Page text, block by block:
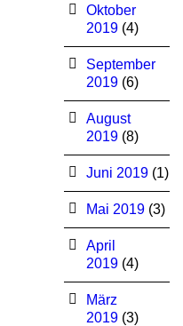
Oktober
2019(4)
September
2019(6)
August
2019(8)
Juni 2019(1)
Mai 2019(3)
April
2019(4)
März
2019(3)